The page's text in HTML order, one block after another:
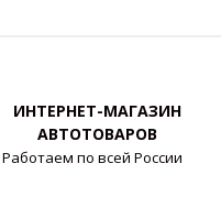
ИНТЕРНЕТ-МАГАЗИН
АВТОТОВАРОВ
Работаем по всей России